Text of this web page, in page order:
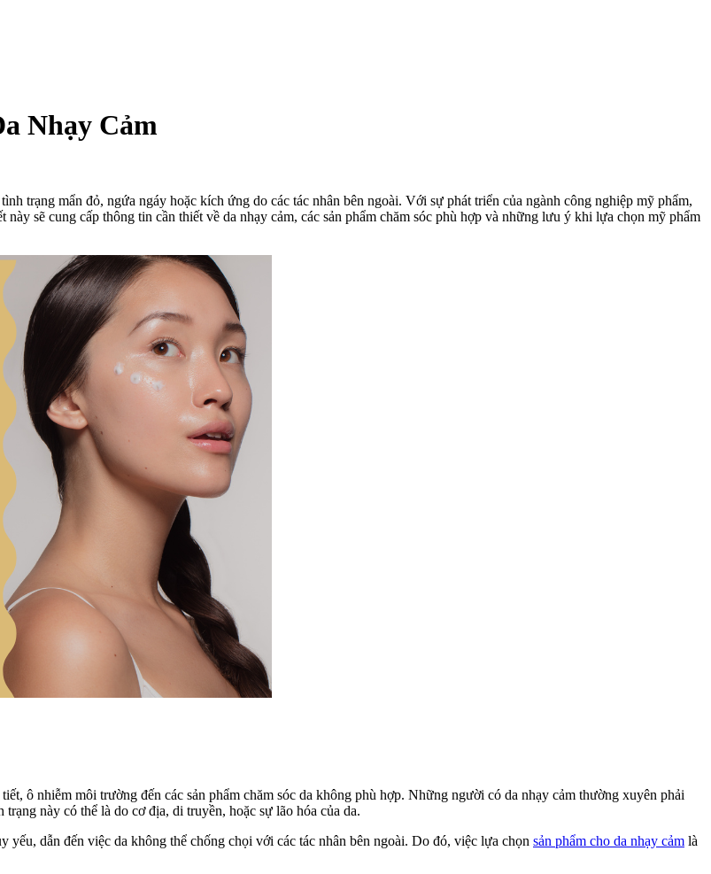
Nhạy Cảm
trạng mẩn đỏ, ngứa ngáy hoặc kích ứng do các tác nhân bên ngoài. Với sự phát triển của ngành công nghiệp mỹ phẩm,
này sẽ cung cấp thông tin cần thiết về da nhạy cảm, các sản phẩm chăm sóc phù hợp và những lưu ý khi lựa chọn mỹ phẩm
ô nhiễm môi trường đến các sản phẩm chăm sóc da không phù hợp. Những người có da nhạy cảm thường xuyên phải
này có thể là do cơ địa, di truyền, hoặc sự lão hóa của da.
dẫn đến việc da không thể chống chọi với các tác nhân bên ngoài. Do đó, việc lựa chọn sản phẩm cho da nhạy cảm là